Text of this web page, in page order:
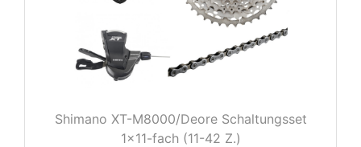
Shimano XT-M8000/Deore Schaltungsset
1x11-fach (11-42 Z.)